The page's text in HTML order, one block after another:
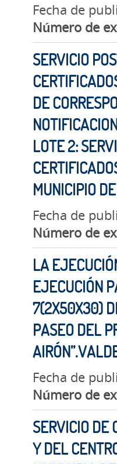
Fecha de
Número de
SERVICIO
DE
LOTE 2:
MUNICIPIO
Fecha de
Número de
LA
EJECUCIÓN
7(2X50X30)
PASEO DEL
Fecha de
Número de
SERVICIO DE
Y DEL